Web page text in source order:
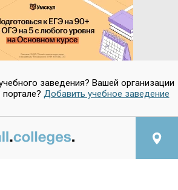
заведения? Вашей организации
Добавить учебное заведение